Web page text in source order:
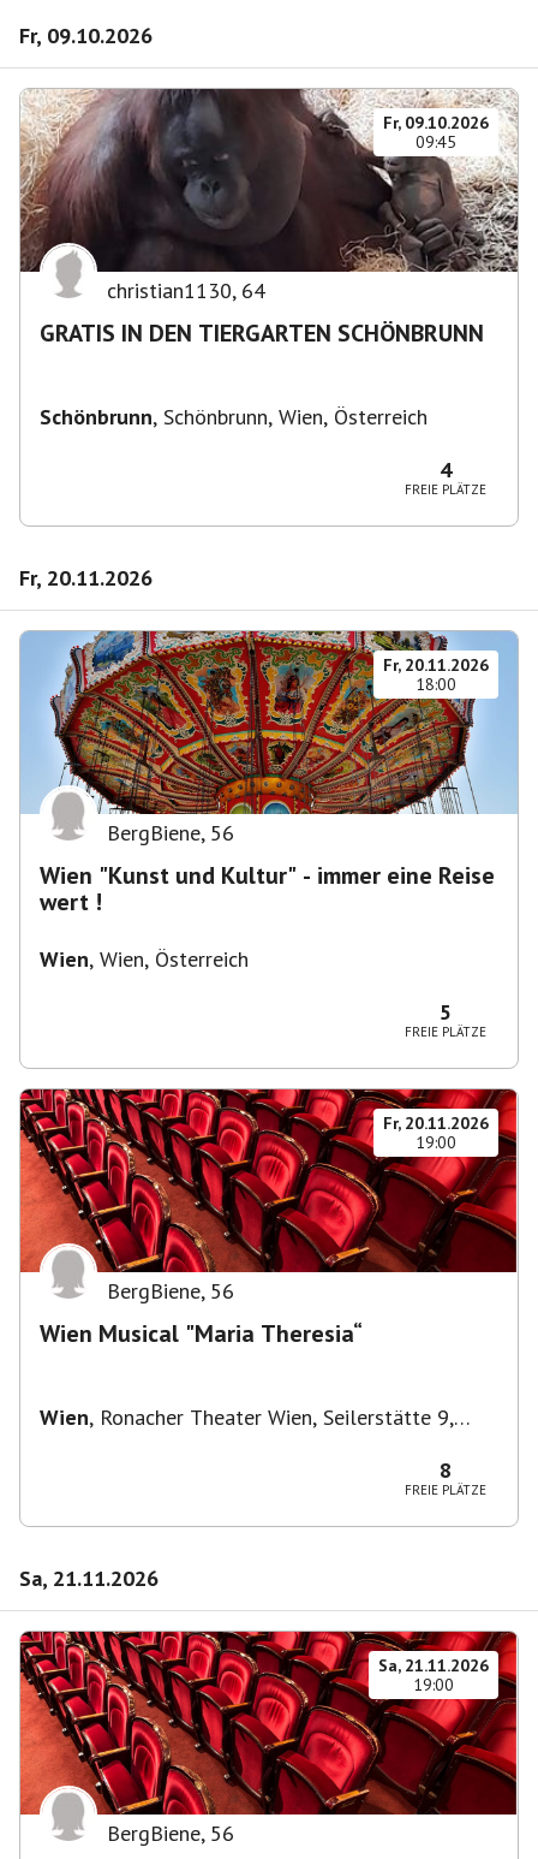
Fr, 09.10.2026
Fr, 09.10.2026
09:45
christian1130, 64
GRATIS IN DEN TIERGARTEN SCHÖNBRUNN
Schönbrunn, Schönbrunn, Wien, Österreich
4
FREIE PLÄTZE
Fr, 20.11.2026
Fr, 20.11.2026
18:00
BergBiene, 56
Wien "Kunst und Kultur" - immer eine Reise
wert !
Wien, Wien, Österreich
5
FREIE PLÄTZE
Fr, 20.11.2026
19:00
BergBiene, 56
Wien Musical "Maria Theresia“
Wien, Ronacher Theater Wien, Seilerstätte 9,
8
FREIE PLÄTZE
Sa, 21.11.2026
Sa, 21.11.2026
19:00
BergBiene, 56